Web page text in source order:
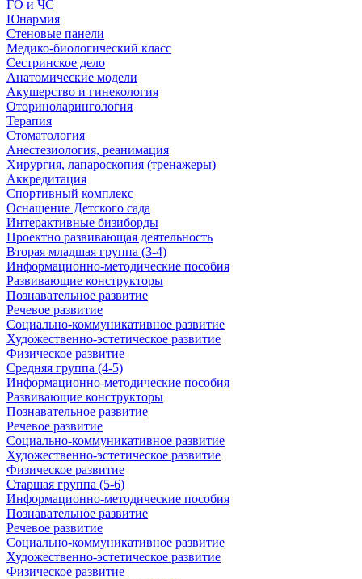
ГО и ЧС
Юнармия
Стеновые панели
Медико-биологический класс
Сестринское дело
Анатомические модели
Акушерство и гинекология
Оториноларингология
Терапия
Стоматология
Анестезиология, реанимация
Хирургия, лапароскопия (тренажеры)
Аккредитация
Спортивный комплекс
Оснащение Детского сада
Интерактивные бизиборды
Проектно развивающая деятельность
Вторая младшая группа (3-4)
Информационно-методические пособия
Развивающие конструкторы
Познавательное развитие
Речевое развитие
Социально-коммуникативное развитие
Художественно-эстетическое развитие
Физическое развитие
Средняя группа (4-5)
Информационно-методические пособия
Развивающие конструкторы
Познавательное развитие
Речевое развитие
Социально-коммуникативное развитие
Художественно-эстетическое развитие
Физическое развитие
Старшая группа (5-6)
Информационно-методические пособия
Познавательное развитие
Речевое развитие
Социально-коммуникативное развитие
Художественно-эстетическое развитие
Физическое развитие